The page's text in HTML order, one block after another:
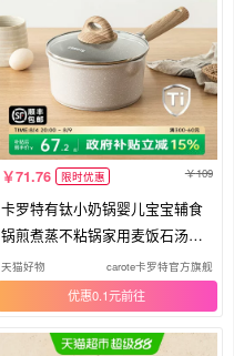
71.76 限时优惠 109
卡罗特有钛小奶锅婴儿宝宝辅食
锅煎煮蒸不粘锅家用麦饭石汤泡
面锅
天猫好物 carote卡罗特官方旗舰店
优惠0.1元